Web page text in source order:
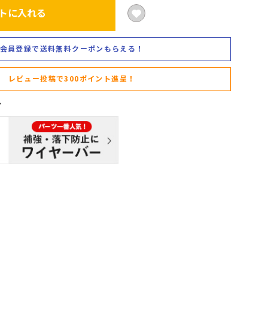
に入れる
会員登録で送料無料クーポンもらえる！
レビュー投稿で300ポイント進呈！